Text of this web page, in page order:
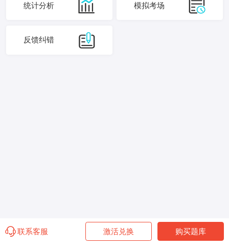
统计分析 模拟考场
反馈纠错
联系客服 激活兑换 购买题库